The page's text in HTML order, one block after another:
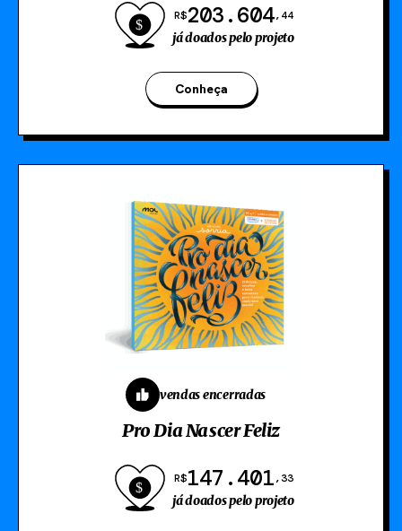
R$203.604,44
já doados pelo projeto
Conheça
vendas encerradas
Pro Dia Nascer Feliz
R$147.401,33
já doados pelo projeto